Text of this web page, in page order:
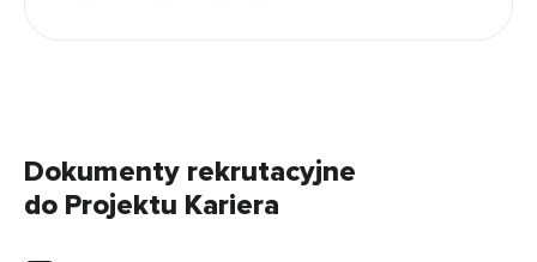
Dokumenty rekrutacyjne
do Projektu Kariera